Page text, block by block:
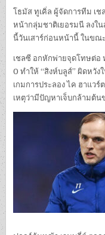
โธมัส ทูเคิ่ล ผู้จัดการทีม เช
หน้ากลุ่มชาติเยอรมนี ลงใ
นี้วันเสาร์ก่อนหน้านี้ ในขณ
เชลซี อกหักพ่ายจุดโทษต่อ
0 ทำให้ “สิงห์บลูส์” ผิดหวัง
เกมการประลอง ไค ฮาแว
เหตุว่ามีปัญหาเจ็บกล้ามต้น